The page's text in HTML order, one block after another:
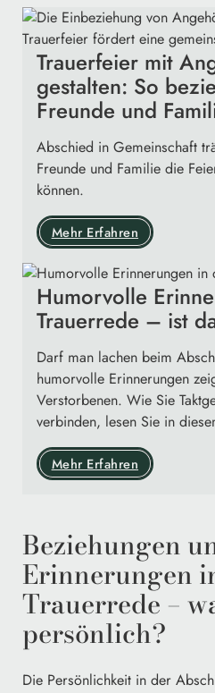
Trauerfeier mit
gestalten: So
Freunde und
Abschied in Gemeinschaft
Freunde und Familie die
können.
Mehr Erfahren
Humorvolle
Trauerrede – ist
Darf man lachen beim
humorvolle Erinnerungen
Verstorbenen. Wie Sie
verbinden, lesen Sie in
Mehr Erfahren
Beziehungen
Erinnerungen
Trauerrede –
persönlich?
Die Persönlichkeit in der